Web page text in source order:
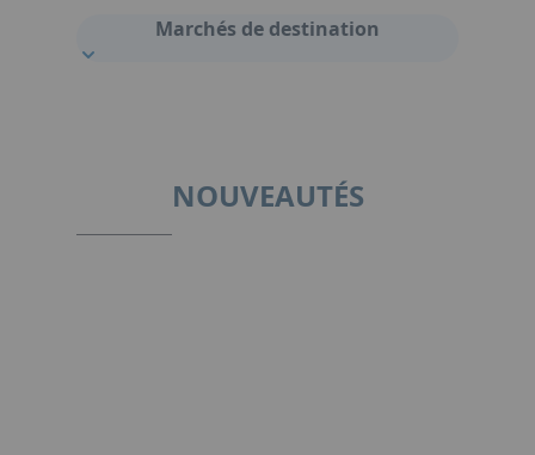
Marchés de destination
NOUVEAUTÉS